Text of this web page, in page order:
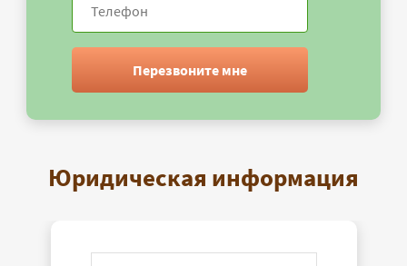
Перезвоните мне
Юридическая информация